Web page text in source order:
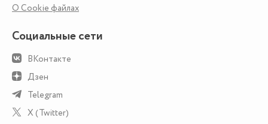
О Сookie файлах
Социальные сети
ВКонтакте
Дзен
Telegram
X (Twitter)